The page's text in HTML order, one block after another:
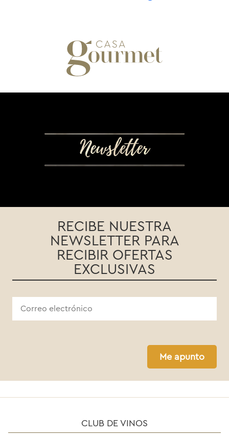
RECIBE NUESTRA
NEWSLETTER PARA
RECIBIR OFERTAS
EXCLUSIVAS
Me apunto
CLUB DE VINOS